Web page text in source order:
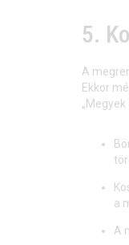
5.
A
Ekkor
a
A